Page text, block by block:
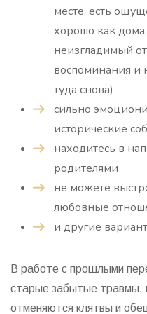
месте, есть
хорошо как
неизгладимый
воспоминания и
туда снова)
сильно
исторические
находитесь в
родителями
не можете
любовные
и другие
В работе с прошлыми
старые забытые травмы,
отменяются клятвы и